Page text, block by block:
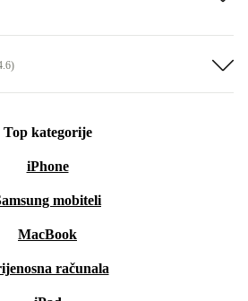
Top kategorije
iPhone
mobiteli
MacBook
računala